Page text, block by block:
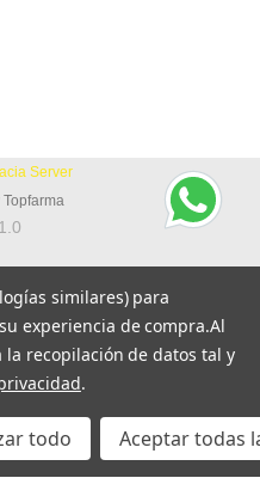
Server
Topfarma
similares) para
experiencia de compra.Al
recopilación de datos tal y
.
todo Aceptar todas